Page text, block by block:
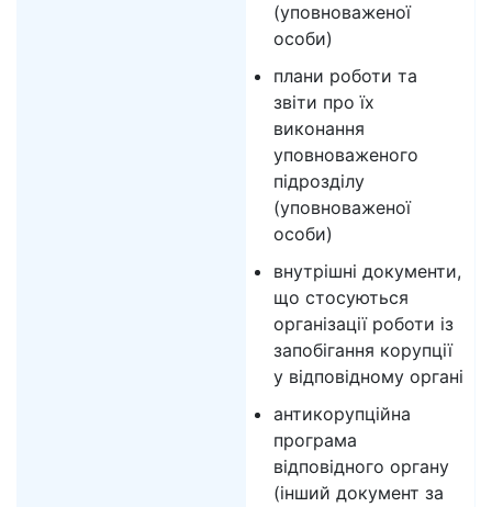
(уповноваженої
особи)
плани роботи та
звіти про їх
виконання
уповноваженого
підрозділу
(уповноваженої
особи)
внутрішні документи,
що стосуються
організації роботи із
запобігання корупції
у відповідному органі
антикорупційна
програма
відповідного органу
(інший документ за